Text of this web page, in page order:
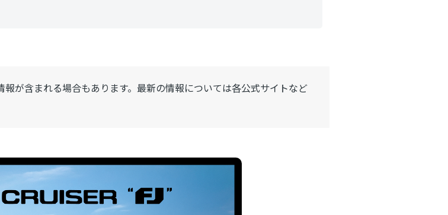
が含まれる場合もあります。最新の情報については各公式サイトなど